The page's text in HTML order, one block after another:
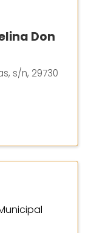
Don
s/n, 29730